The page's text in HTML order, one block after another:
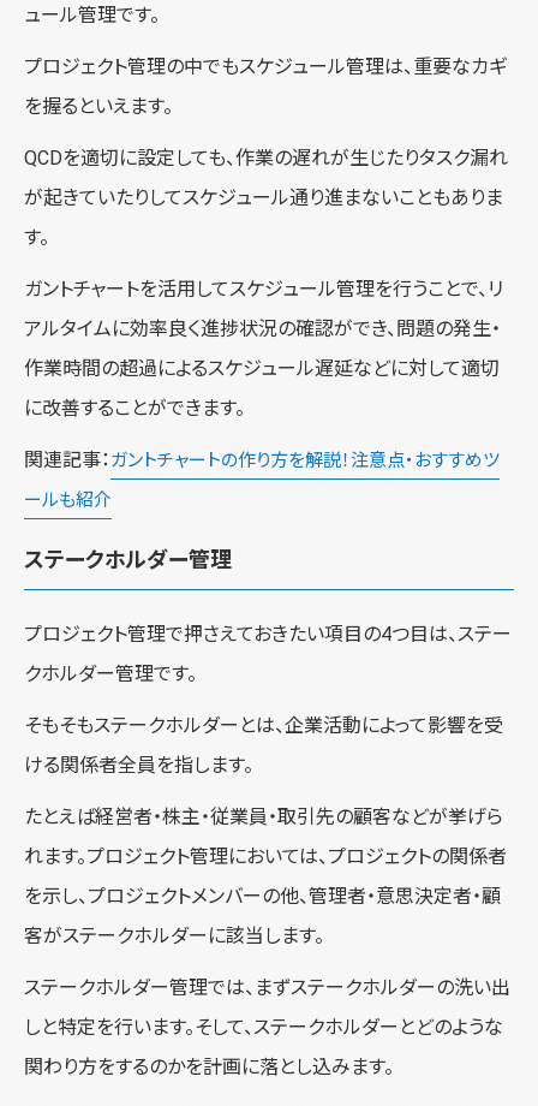
ュール管理です。
プロジェクト管理の中でもスケジュール管理は、重要なカギ
を握るといえます。
QCDを適切に設定しても、作業の遅れが生じたりタスク漏れ
が起きていたりしてスケジュール通り進まないこともありま
す。
ガントチャートを活用してスケジュール管理を行うことで、リ
アルタイムに効率良く進捗状況の確認ができ、問題の発生・
作業時間の超過によるスケジュール遅延などに対して適切
に改善することができます。
関連記事： ガントチャートの作り方を解説！注意点・おすすめツ
ールも紹介
ステークホルダー管理
プロジェクト管理で押さえておきたい項目の4つ目は、ステー
クホルダー管理です。
そもそもステークホルダーとは、企業活動によって影響を受
ける関係者全員を指します。
たとえば経営者・株主・従業員・取引先の顧客などが挙げら
れます。プロジェクト管理においては、プロジェクトの関係者
を示し、プロジェクトメンバーの他、管理者・意思決定者・顧
客がステークホルダーに該当します。
ステークホルダー管理では、まずステークホルダーの洗い出
しと特定を行います。そして、ステークホルダーとどのような
関わり方をするのかを計画に落とし込みます。